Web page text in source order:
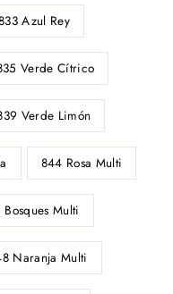
Azul Rey
Verde Cítrico
Verde Limón
844 Rosa Multi
Multi
Naranja Multi